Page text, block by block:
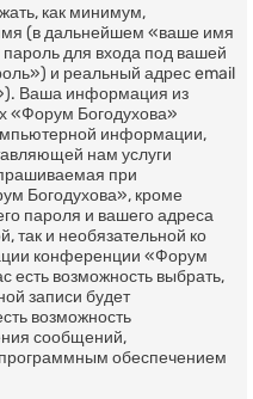
как минимум,
(в дальнейшем «ваше имя
для входа под вашей
и реальный адрес email
Ваша информация из
«Форум Богодухова»
информации,
нам услуги
при
Богодухова», кроме
пароля и вашего адреса
так и необязательной ко
конференции «Форум
есть возможность выбрать,
записи будет
возможность
сообщений,
обеспечением